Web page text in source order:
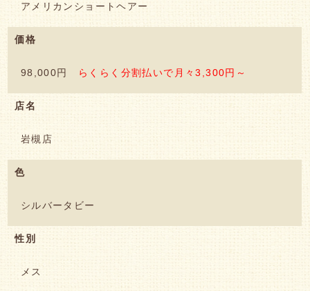
アメリカンショートヘアー
価格
98,000円 らくらく分割払いで月々3,300円～
店名
岩槻店
色
シルバータビー
性別
メス